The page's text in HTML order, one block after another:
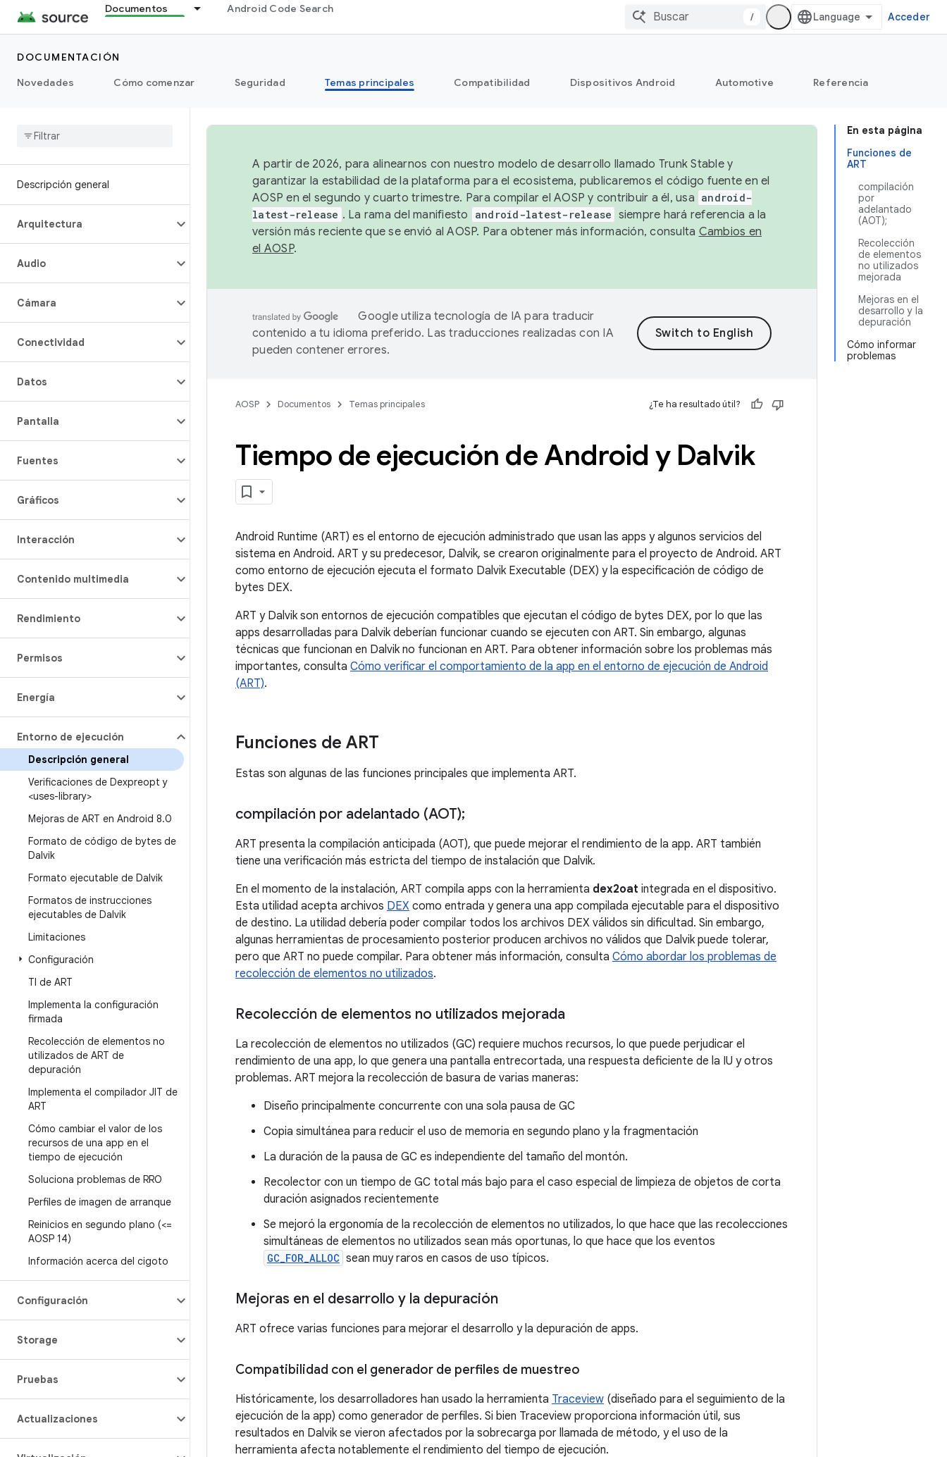
Documentos Android Code Search
/ Acceder
DOCUMENTACIÓN
Novedades
Cómo comenzar Seguridad Temas principales Compatibilidad Dispositivos Android Automotive Referencia
Descripción general
Arquitectura
Audio
Cámara
Conectividad
Datos
Pantalla
Fuentes
Gráficos
Interacción
Contenido multimedia
Rendimiento
Permisos
Energía
Entorno de ejecución
Descripción general
Verificaciones de Dexpreopt y
<uses-library>
Mejoras de ART en Android 8.0
Formato de código de bytes de
Dalvik
Formato ejecutable de Dalvik
Formatos de instrucciones
ejecutables de Dalvik
Limitaciones
Configuración
TI de ART
Implementa la configuración
firmada
Recolección de elementos no
utilizados de ART de
depuración
Implementa el compilador JIT de
ART
Cómo cambiar el valor de los
recursos de una app en el
tiempo de ejecución
Soluciona problemas de RRO
Perfiles de imagen de arranque
Reinicios en segundo plano (<=
AOSP 14)
Información acerca del cigoto
Configuración
Storage
Pruebas
Actualizaciones
En esta página
Funciones de
ART
compilación
por
adelantado
(AOT);
Recolección
de elementos
no utilizados
mejorada
Mejoras en el
desarrollo y la
depuración
Cómo informar
problemas
A partir de 2026, para alinearnos con nuestro modelo de desarrollo llamado Trunk Stable y
garantizar la estabilidad de la plataforma para el ecosistema, publicaremos el código fuente en el
AOSP en el segundo y cuarto trimestre. Para compilar el AOSP y contribuir a él, usa android-
latest-release . La rama del manifiesto android-latest-release siempre hará referencia a la
versión más reciente que se envió al AOSP. Para obtener más información, consulta Cambios en
el AOSP.
Google utiliza tecnología de IA para traducir
contenido a tu idioma preferido. Las traducciones realizadas con IA
pueden contener errores.
AOSP Documentos Temas principales ¿Te ha resultado útil?
Tiempo de ejecución de Android y Dalvik
Android Runtime (ART) es el entorno de ejecución administrado que usan las apps y algunos servicios del
sistema en Android. ART y su predecesor, Dalvik, se crearon originalmente para el proyecto de Android. ART
como entorno de ejecución ejecuta el formato Dalvik Executable (DEX) y la especificación de código de
bytes DEX.
ART y Dalvik son entornos de ejecución compatibles que ejecutan el código de bytes DEX, por lo que las
apps desarrolladas para Dalvik deberían funcionar cuando se ejecuten con ART. Sin embargo, algunas
técnicas que funcionan en Dalvik no funcionan en ART. Para obtener información sobre los problemas más
importantes, consulta Cómo verificar el comportamiento de la app en el entorno de ejecución de Android
(ART).
Funciones de ART
Estas son algunas de las funciones principales que implementa ART.
compilación por adelantado (AOT);
ART presenta la compilación anticipada (AOT), que puede mejorar el rendimiento de la app. ART también
tiene una verificación más estricta del tiempo de instalación que Dalvik.
En el momento de la instalación, ART compila apps con la herramienta dex2oat integrada en el dispositivo.
Esta utilidad acepta archivos DEX como entrada y genera una app compilada ejecutable para el dispositivo
de destino. La utilidad debería poder compilar todos los archivos DEX válidos sin dificultad. Sin embargo,
algunas herramientas de procesamiento posterior producen archivos no válidos que Dalvik puede tolerar,
pero que ART no puede compilar. Para obtener más información, consulta Cómo abordar los problemas de
recolección de elementos no utilizados.
Recolección de elementos no utilizados mejorada
La recolección de elementos no utilizados (GC) requiere muchos recursos, lo que puede perjudicar el
rendimiento de una app, lo que genera una pantalla entrecortada, una respuesta deficiente de la IU y otros
problemas. ART mejora la recolección de basura de varias maneras:
Diseño principalmente concurrente con una sola pausa de GC
Copia simultánea para reducir el uso de memoria en segundo plano y la fragmentación
La duración de la pausa de GC es independiente del tamaño del montón.
Recolector con un tiempo de GC total más bajo para el caso especial de limpieza de objetos de corta
duración asignados recientemente
Se mejoró la ergonomía de la recolección de elementos no utilizados, lo que hace que las recolecciones
simultáneas de elementos no utilizados sean más oportunas, lo que hace que los eventos
GC_FOR_ALLOC sean muy raros en casos de uso típicos.
Mejoras en el desarrollo y la depuración
ART ofrece varias funciones para mejorar el desarrollo y la depuración de apps.
Compatibilidad con el generador de perfiles de muestreo
Históricamente, los desarrolladores han usado la herramienta Traceview (diseñado para el seguimiento de la
ejecución de la app) como generador de perfiles. Si bien Traceview proporciona información útil, sus
resultados en Dalvik se vieron afectados por la sobrecarga por llamada de método, y el uso de la
herramienta afecta notablemente el rendimiento del tiempo de ejecución.